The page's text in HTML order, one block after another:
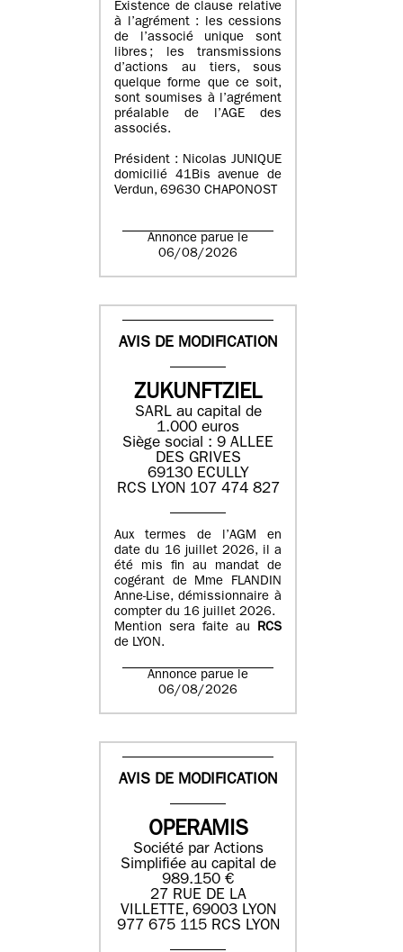
Existence de clause relative
à l’agrément : les cessions
de l’associé unique sont
libres ; les transmissions
d’actions au tiers, sous
quelque forme que ce soit,
sont soumises à l’agrément
préalable de l’AGE des
associés.
Président : Nicolas JUNIQUE
domicilié 41Bis avenue de
Verdun, 69630 CHAPONOST
Annonce parue le
06/08/2026
AVIS DE MODIFICATION
ZUKUNFTZIEL
SARL au capital de
1.000 euros
Siège social : 9 ALLEE
DES GRIVES
69130 ECULLY
RCS LYON 107 474 827
Aux termes de l’AGM en
date du 16 juillet 2026, il a
été mis fin au mandat de
cogérant de Mme FLANDIN
Anne-Lise, démissionnaire à
compter du 16 juillet 2026.
Mention sera faite au RCS
de LYON.
Annonce parue le
06/08/2026
AVIS DE MODIFICATION
OPERAMIS
Société par Actions
Simplifiée au capital de
989.150 €
27 RUE DE LA
VILLETTE, 69003 LYON
977 675 115 RCS LYON